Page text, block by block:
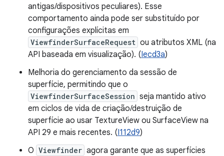
antigas/dispositivos peculiares). Esse
comportamento ainda pode ser substituído por
configurações explícitas em
ViewfinderSurfaceRequest ou atributos XML (na
API baseada em visualização). (Iecd3a)
Melhoria do gerenciamento da sessão de
superfície, permitindo que o
ViewfinderSurfaceSession seja mantido ativo
em ciclos de vida de criação/destruição de
superfície ao usar TextureView ou SurfaceView na
API 29 e mais recentes. (I112d9)
O Viewfinder agora garante que as superfícies